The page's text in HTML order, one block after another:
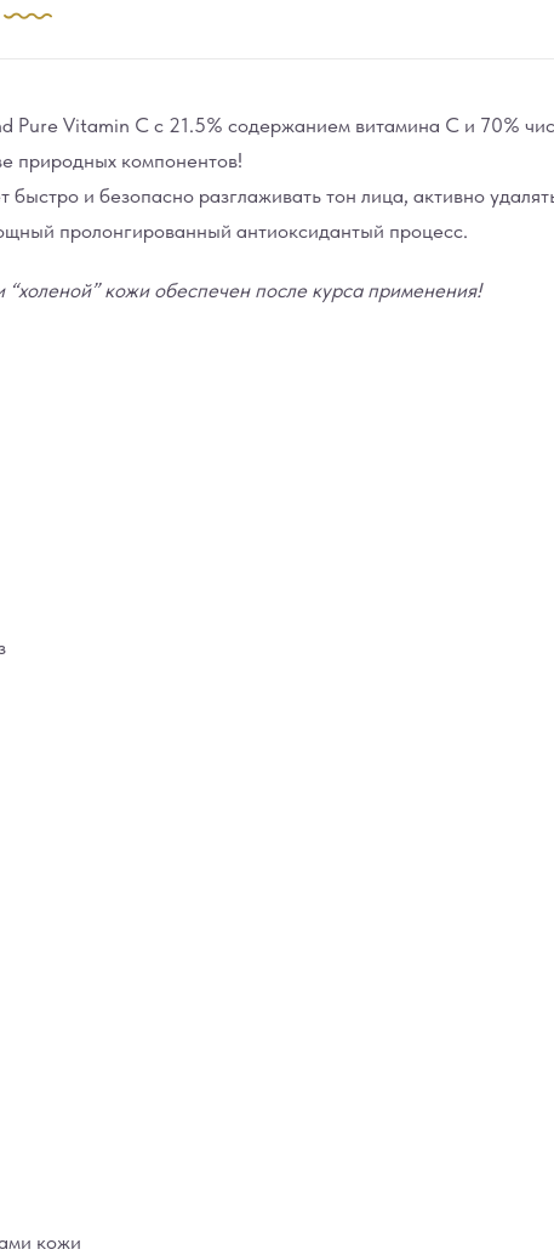
Pure Vitamin C с 21.5% содержанием витамина С и 70%
природных компонентов!
и безопасно разглаживать тон лица, активно
пролонгированный антиоксидантый процесс.
кожи обеспечен после курса применения!
кожи